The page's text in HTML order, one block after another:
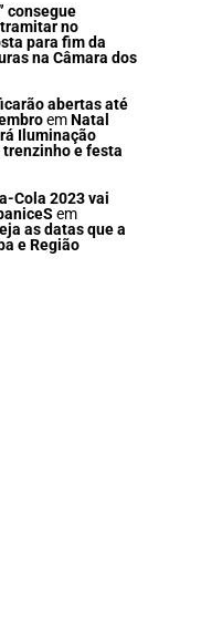
consegue
no
para fim da
na Câmara dos
abertas até
emNatal
Iluminação
e festa
Cola 2023 vai
em
as datas que a
e Região